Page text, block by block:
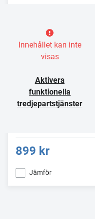
Innehållet kan inte
visas
Aktivera
funktionella
tredjepartstjänster
899 kr
Jämför